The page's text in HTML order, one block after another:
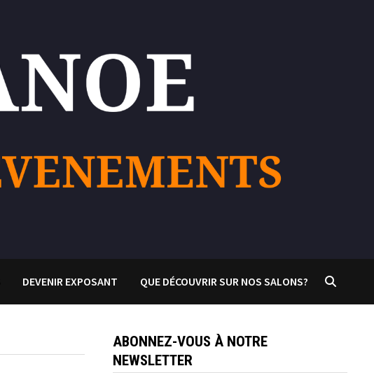
DEVENIR EXPOSANT QUE DÉCOUVRIR SUR NOS SALONS?
ABONNEZ-VOUS À NOTRE
NEWSLETTER